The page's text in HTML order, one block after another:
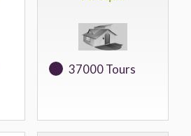
37000 Tours